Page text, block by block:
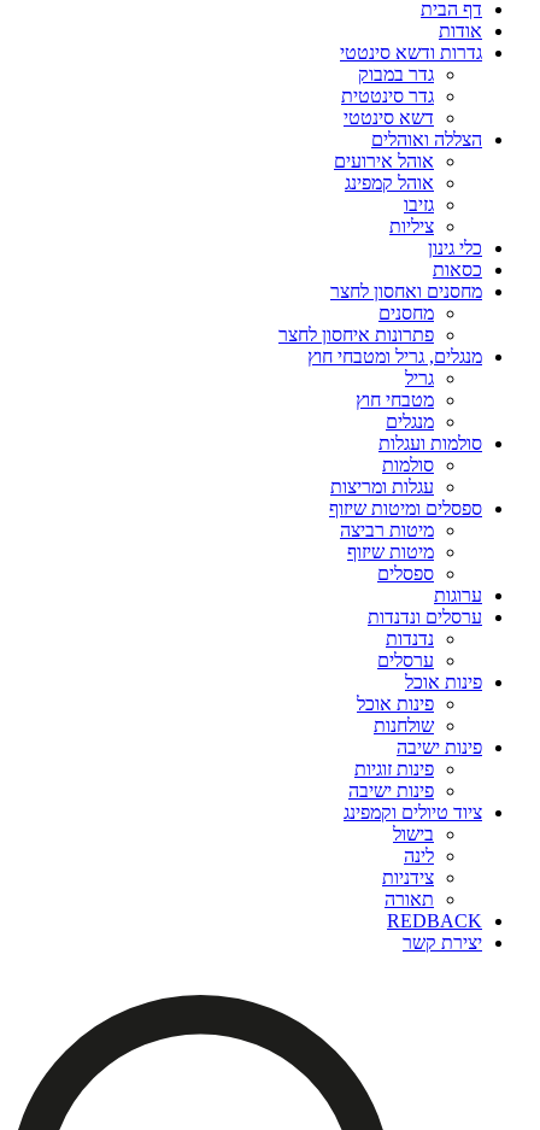
דף הבית
אודות
גדרות ודשא סינטטי
גדר במבוק
גדר סינטטית
דשא סינטטי
הצללה ואוהלים
אוהל אירועים
אוהל קמפינג
גזיבו
ציליות
כלי גינון
כסאות
מחסנים ואחסון לחצר
מחסנים
פתרונות איחסון לחצר
מנגלים, גריל ומטבחי חוץ
גריל
מטבחי חוץ
מנגלים
סולמות ועגלות
סולמות
עגלות ומריצות
ספסלים ומיטות שיזוף
מיטות רביצה
מיטות שיזוף
ספסלים
ערוגות
ערסלים ונדנדות
נדנדות
ערסלים
פינות אוכל
פינות אוכל
שולחנות
פינות ישיבה
פינות זוגיות
פינות ישיבה
ציוד טיולים וקמפינג
בישול
לינה
צידניות
תאורה
REDBACK
יצירת קשר